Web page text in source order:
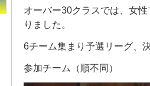
オーバー30クラスでは、女
りました。
6チーム集まり予選リーグ、
参加チーム（順不同）